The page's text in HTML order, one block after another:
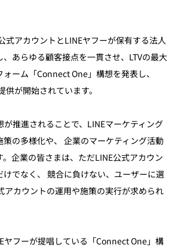
式アカウントとLINEヤフーが保有する法人
あらゆる顧客接点を一貫させ、LTVの最大
ーム「Connect One」構想を発表し、
が開始されています。
が推進されることで、LINEマーケティング
の多様化や、 企業のマーケティング活動
企業の皆さまは、ただLINE公式アカウン
けでなく、 競合に負けない、ユーザーに選
アカウントの運用や施策の実行が求められ
ヤフーが提唱している「Connect One」構